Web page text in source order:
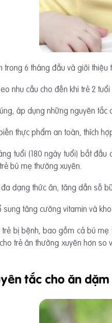
6 tháng đầu và giới
nhu cầu cho đến khi trẻ 2
áp dụng những nguyên tắc
thực phẩm an toàn, thích
tuổi (180 ngày tuổi) bắt
bú mẹ thường xuyên.
dạng thức ăn, tăng dần số
tăng cường vitamin và
trẻ bị bệnh, bao gồm cả bú
trẻ ăn thường xuyên hơn
tắc cho ăn